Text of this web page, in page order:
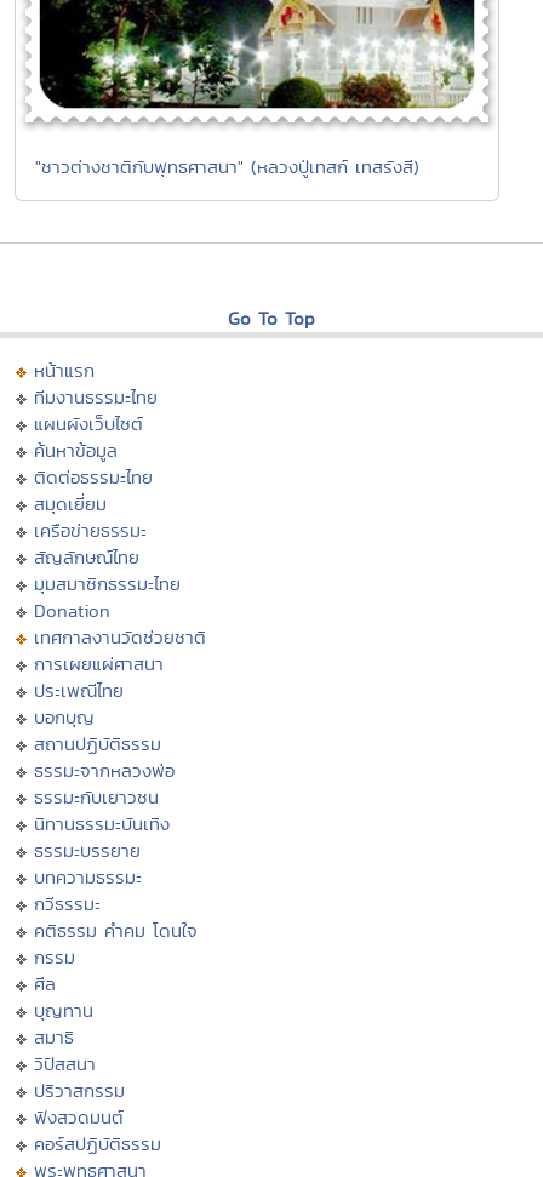
"ชาวต่างชาติกับพุทธศาสนา" (หลวงปู่เทสก์ เทสรังสี)
Go To Top
หน้าแรก
ทีมงานธรรมะไทย
แผนผังเว็บไซต์
ค้นหาข้อมูล
ติดต่อธรรมะไทย
สมุดเยี่ยม
เครือข่ายธรรมะ
สัญลักษณ์ไทย
มุมสมาชิกธรรมะไทย
Donation
เทศกาลงานวัดช่วยชาติ
การเผยแผ่ศาสนา
ประเพณีไทย
บอกบุญ
สถานปฏิบัติธรรม
ธรรมะจากหลวงพ่อ
ธรรมะกับเยาวชน
นิทานธรรมะบันเทิง
ธรรมะบรรยาย
บทความธรรมะ
กวีธรรมะ
คติธรรม คำคม โดนใจ
กรรม
ศีล
บุญทาน
สมาธิ
วิปัสสนา
ปริวาสกรรม
ฟังสวดมนต์
คอร์สปฏิบัติธรรม
พระพุทธศาสนา